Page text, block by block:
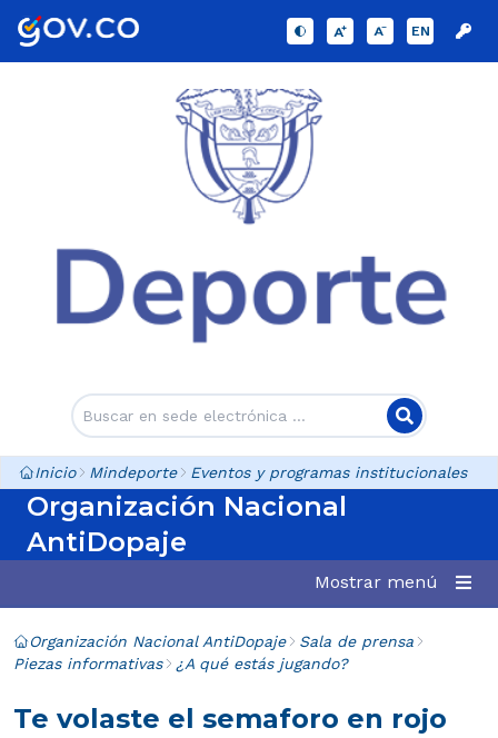
EN
Inicio Mindeporte Eventos y programas institucionales
Organización Nacional
AntiDopaje
Mostrar menú
Organización Nacional AntiDopaje
Sala de prensa
Piezas informativas
¿A qué estás jugando?
Te volaste el semaforo en rojo